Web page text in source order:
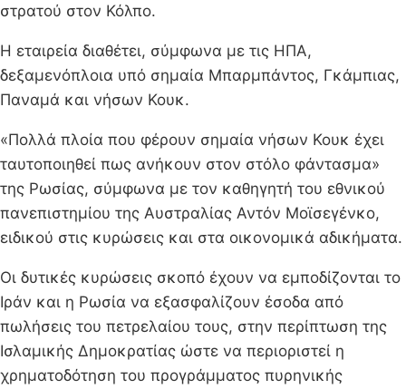
στρατού στον Κόλπο.
Η εταιρεία διαθέτει, σύμφωνα με τις ΗΠΑ,
δεξαμενόπλοια υπό σημαία Μπαρμπάντος, Γκάμπιας,
Παναμά και νήσων Κουκ.
«Πολλά πλοία που φέρουν σημαία νήσων Κουκ έχει
ταυτοποιηθεί πως ανήκουν στον στόλο φάντασμα»
της Ρωσίας, σύμφωνα με τον καθηγητή του εθνικού
πανεπιστημίου της Αυστραλίας Αντόν Μοϊσεγένκο,
ειδικού στις κυρώσεις και στα οικονομικά αδικήματα.
Οι δυτικές κυρώσεις σκοπό έχουν να εμποδίζονται το
Ιράν και η Ρωσία να εξασφαλίζουν έσοδα από
πωλήσεις του πετρελαίου τους, στην περίπτωση της
Ισλαμικής Δημοκρατίας ώστε να περιοριστεί η
χρηματοδότηση του προγράμματος πυρηνικής